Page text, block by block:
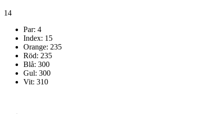
14
Par: 4
Index: 15
Orange: 235
Röd: 235
Blå: 300
Gul: 300
Vit: 310